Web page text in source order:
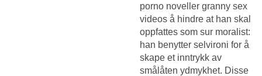
porno noveller granny sex
videos å hindre at han skal
oppfattes som sur moralist:
han benytter selvironi for å
skape et inntrykk av
smålåten ydmykhet. Disse